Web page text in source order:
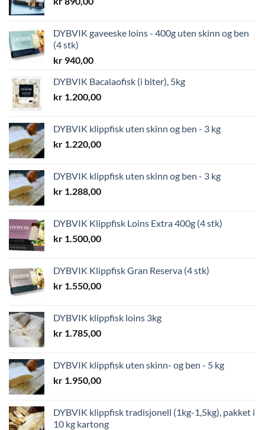
DYBVIK gaveeske loins - 400g uten skinn og ben
(4 stk)
kr 940,00
DYBVIK Bacalaofisk (i biter), 5kg
kr 1.200,00
DYBVIK klippfisk uten skinn og ben - 3 kg
kr 1.220,00
DYBVIK klippfisk uten skinn og ben - 3 kg
kr 1.288,00
DYBVIK Klippfisk Loins Extra 400g (4 stk)
kr 1.500,00
DYBVIK Klippfisk Gran Reserva (4 stk)
kr 1.550,00
DYBVIK klippfisk loins 3kg
kr 1.785,00
DYBVIK klippfisk uten skinn- og ben - 5 kg
kr 1.950,00
DYBVIK klippfisk tradisjonell (1kg-1,5kg), pakket i
10 kg kartong